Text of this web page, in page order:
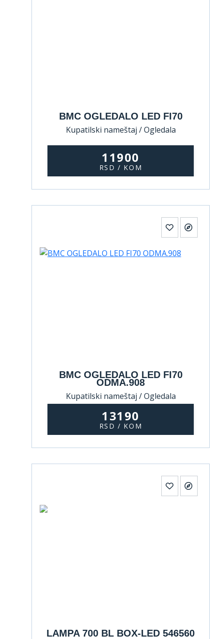
BMC OGLEDALO LED FI70
Kupatilski nameštaj / Ogledala
11900
RSD / KOM
BMC OGLEDALO LED FI70
ODMA.908
Kupatilski nameštaj / Ogledala
13190
RSD / KOM
LAMPA 700 BL BOX-LED 546560